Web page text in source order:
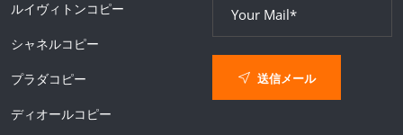
ルイヴィトンコピー
シャネルコピー
プラダコピー
ディオールコピー
送信メール